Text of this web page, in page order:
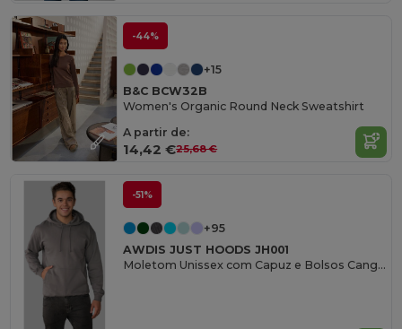
-44%
+15
B&C BCW32B
Women's Organic Round Neck Sweatshirt
A partir de:
14,42 €25,68 €
-51%
+95
AWDIS JUST HOODS JH001
Moletom Unissex com Capuz e Bolsos Canguru